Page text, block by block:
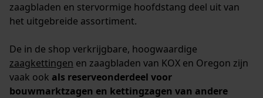
zaagbladen en stervormige hoofdstang deel uit van
het uitgebreide assortiment.
De in de shop verkrijgbare, hoogwaardige
zaagkettingen en zaagbladen van KOX en Oregon zijn
vaak ook als reserveonderdeel voor
bouwmarktzagen en kettingzagen van andere
Opgeslagen winkelwagen
Persoonlijke begroeting
Geo-IP en gebruikersdetectie
YouTube-video's
Google Maps